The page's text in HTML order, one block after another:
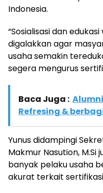
Indonesia.
“Sosialisasi dan
digalakkan agar
usaha semakin
segera mengurus
Baca Juga :
Refresing &
Yunus didampingi
Makmur Nasution,
banyak pelaku usaha
akurat terkait